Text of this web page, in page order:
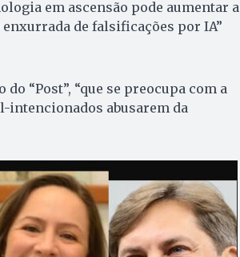
em ascensão pode aumentar a
de falsificações por IA”
“Post”, “que se preocupa com a
intencionados abusarem da